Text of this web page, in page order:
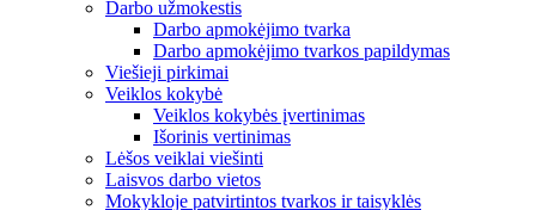
Darbo užmokestis
Darbo apmokėjimo tvarka
Darbo apmokėjimo tvarkos papildymas
Viešieji pirkimai
Veiklos kokybė
Veiklos kokybės įvertinimas
Išorinis vertinimas
Lėšos veiklai viešinti
Laisvos darbo vietos
Mokykloje patvirtintos tvarkos ir taisyklės